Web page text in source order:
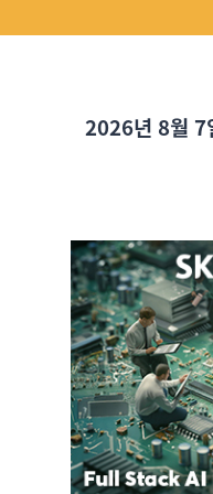
2026년 8월